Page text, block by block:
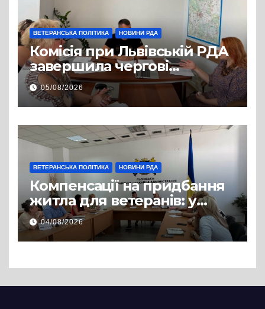
ВЕТЕРАНСЬКА ПОЛІТИКА НОВИНИ РДА
Комісія при Львівській РДА
завершила чергові
співбесіди та
рекомендувала кандидатів
на посади фахівців із
супроводу
05/08/2026
ВЕТЕРАНСЬКА ПОЛІТИКА НОВИНИ РДА
Компенсації на придбання
житла для ветеранів: у
Львівській РДА розглянули
нові заяви
04/08/2026